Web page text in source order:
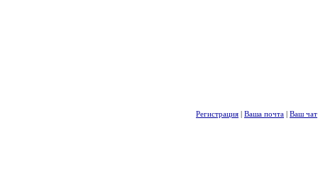
Регистрация | Ваша почта | Ваш чат